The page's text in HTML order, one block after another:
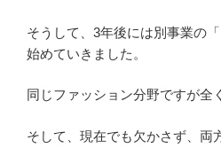
そうして、3年後には別事業の
始めていきました。
同じファッション分野ですが全
そして、現在でも欠かさず、両